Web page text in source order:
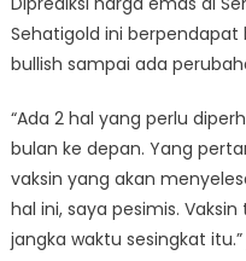
Sehatigold ini
bullish sampai ada
“Ada 2 hal yang perlu
bulan ke depan. Yang
vaksin yang akan
hal ini, saya pesimis.
jangka waktu sesingkat